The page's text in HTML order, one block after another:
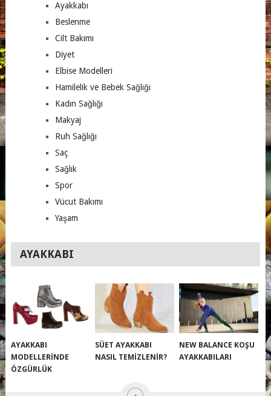
Ayakkabı
Beslenme
Cilt Bakımı
Diyet
Elbise Modelleri
Hamilelik ve Bebek Sağlığı
Kadın Sağlığı
Makyaj
Ruh Sağlığı
Saç
Sağlık
Spor
Vücut Bakımı
Yaşam
AYAKKABI
AYAKKABI
MODELLERINDE
ÖZGÜRLÜK
SÜET AYAKKABI
NASIL TEMIZLENIR?
NEW BALANCE KOŞU
AYAKKABILARI